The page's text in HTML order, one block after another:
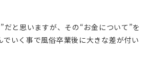
だと思いますが、その“お金について”を
でいく事で風俗卒業後に大きな差が付い